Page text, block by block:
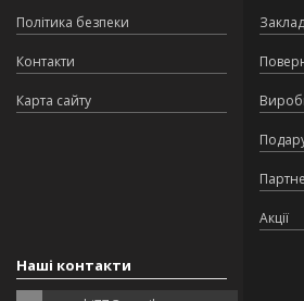
Політика безпеки
Контакти
Карта сайту
Акції
Наші контакти